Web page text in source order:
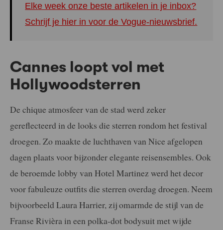
Elke week onze beste artikelen in je inbox?
Schrijf je hier in voor de Vogue-nieuwsbrief.
Cannes loopt vol met
Hollywoodsterren
De chique atmosfeer van de stad werd zeker
gereflecteerd in de looks die sterren rondom het festival
droegen. Zo maakte de luchthaven van Nice afgelopen
dagen plaats voor bijzonder elegante reisensembles. Ook
de beroemde lobby van Hotel Martinez werd het decor
voor fabuleuze outfits die sterren overdag droegen. Neem
bijvoorbeeld Laura Harrier, zij omarmde de stijl van de
Franse Rivièra in een polka-dot bodysuit met wijde